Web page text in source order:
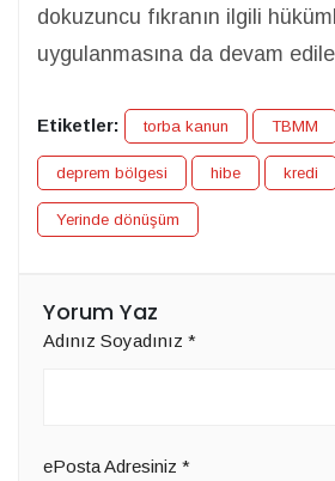
dokuzuncu fıkranın ilgili
uygulanmasına da devam
Etiketler: torba kanun TBMM
deprem bölgesi hibe kredi
Yerinde dönüşüm
Yorum Yaz
Adınız Soyadınız *
ePosta Adresiniz *